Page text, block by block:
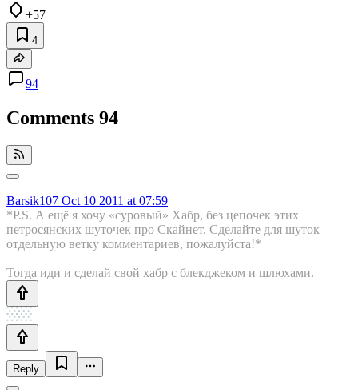
+57
4
94
Comments 94
Barsik107 Oct 10 2011 at 07:59
*P.S. А ещё я хочу «суровый» Хабр, без цепочек этих
петросянских шуточек про Скайнет. Сделайте для шуток
отдельную ветку комментариев, пожалуйста!*
Тогда иди и сделай свой хабр с блекджеком и шлюхами.
Reply